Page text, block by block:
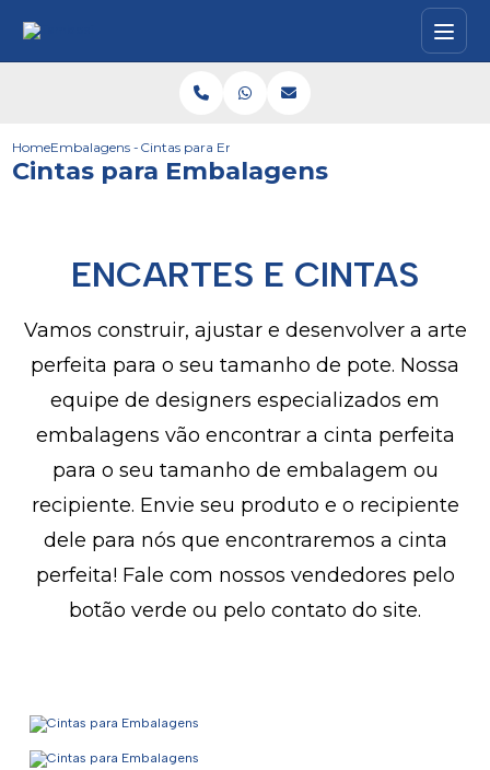
HomeEmbalagens - CaixasCintas para Embalagens
Cintas para Embalagens
ENCARTES E CINTAS
Vamos construir, ajustar e desenvolver a arte
perfeita para o seu tamanho de pote. Nossa
equipe de designers especializados em
embalagens vão encontrar a cinta perfeita
para o seu tamanho de embalagem ou
recipiente. Envie seu produto e o recipiente
dele para nós que encontraremos a cinta
perfeita! Fale com nossos vendedores pelo
botão verde ou pelo contato do site.